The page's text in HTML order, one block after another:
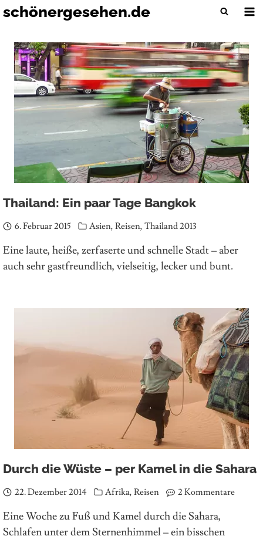
Zum
springen
schönergesehen.de
Thailand: Ein paar Tage Bangkok
6. Februar 2015 Asien, Reisen, Thailand 2013
Eine laute, heiße, zerfaserte und schnelle Stadt – aber
auch sehr gastfreundlich, vielseitig, lecker und bunt.
Durch die Wüste – per Kamel in die Sahara
22. Dezember 2014 Afrika, Reisen 2 Kommentare
Eine Woche zu Fuß und Kamel durch die Sahara,
Schlafen unter dem Sternenhimmel – ein bisschen